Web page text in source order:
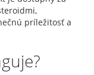
príležitosť a